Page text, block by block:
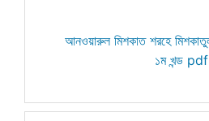
আনওয়ারুল মিশকাত শরহে মিশকাতুল
১ম খন্ড pdf